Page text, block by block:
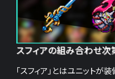
スフィアの組み合わせ次
「スフィア」とはユニット